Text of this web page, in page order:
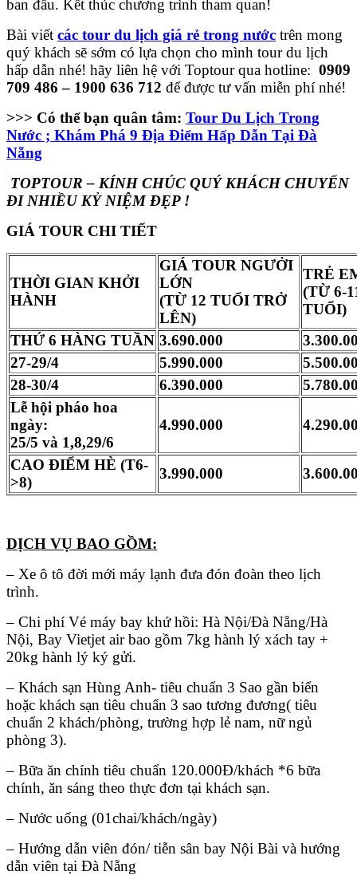
ban đầu. Kết thúc chương trình tham quan!
Bài viết các tour du lịch giá rẻ trong nước trên mong
quý khách sẽ sớm có lựa chọn cho mình tour du lịch
hấp dẫn nhé! hãy liên hệ với Toptour qua hotline: 0909
709 486 – 1900 636 712 để được tư vấn miễn phí nhé!
>>> Có thể bạn quân tâm: Tour Du Lịch Trong
Nước ; Khám Phá 9 Địa Điểm Hấp Dẫn Tại Đà
Nẵng
TOPTOUR – KÍNH CHÚC QUÝ KHÁCH CHUYẾN
ĐI NHIỀU KỶ NIỆM ĐẸP !
GIÁ TOUR CHI TIẾT
THỜI GIAN KHỞI
HÀNH
GIÁ TOUR NGƯỞI
LỚN
(TỪ 12 TUỔI TRỞ
LÊN)
TRẺ
(TỪ 6-
TUỔI)
THỨ 6 HÀNG TUẦN 3.690.000
27-29/4
5.990.000
28-30/4
6.390.000
Lễ hội pháo hoa
ngày:
25/5 và 1,8,29/6
4.990.000
CAO ĐIỂM HÈ (T6-
>8)
3.990.000
DỊCH VỤ BAO GỒM:
– Xe ô tô đời mới máy lạnh đưa đón đoàn theo lịch
trình.
– Chi phí Vé máy bay khứ hồi: Hà Nội/Đà Nẵng/Hà
Nội, Bay Vietjet air bao gồm 7kg hành lý xách tay +
20kg hành lý ký gửi.
– Khách sạn Hùng Anh- tiêu chuẩn 3 Sao gần biển
hoặc khách sạn tiêu chuẩn 3 sao tương đương( tiêu
chuẩn 2 khách/phòng, trường hợp lẻ nam, nữ ngủ
phòng 3).
– Bữa ăn chính tiêu chuẩn 120.000Đ/khách *6 bữa
chính, ăn sáng theo thực đơn tại khách sạn.
– Nước uống (01chai/khách/ngày)
– Hướng dẫn viên đón/ tiễn sân bay Nội Bài và hướng
dẫn viên tại Đà Nẵng